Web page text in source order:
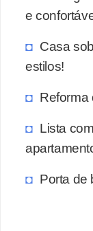
e
Casa
estilos!
Reforma
Lista
Porta de